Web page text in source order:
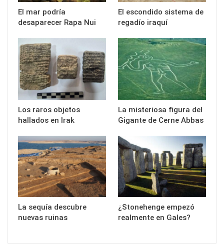
El mar podría
desaparecer Rapa Nui
El escondido sistema de
regadío iraquí
Los raros objetos
hallados en Irak
La misteriosa figura del
Gigante de Cerne Abbas
La sequía descubre
nuevas ruinas
¿Stonehenge empezó
realmente en Gales?